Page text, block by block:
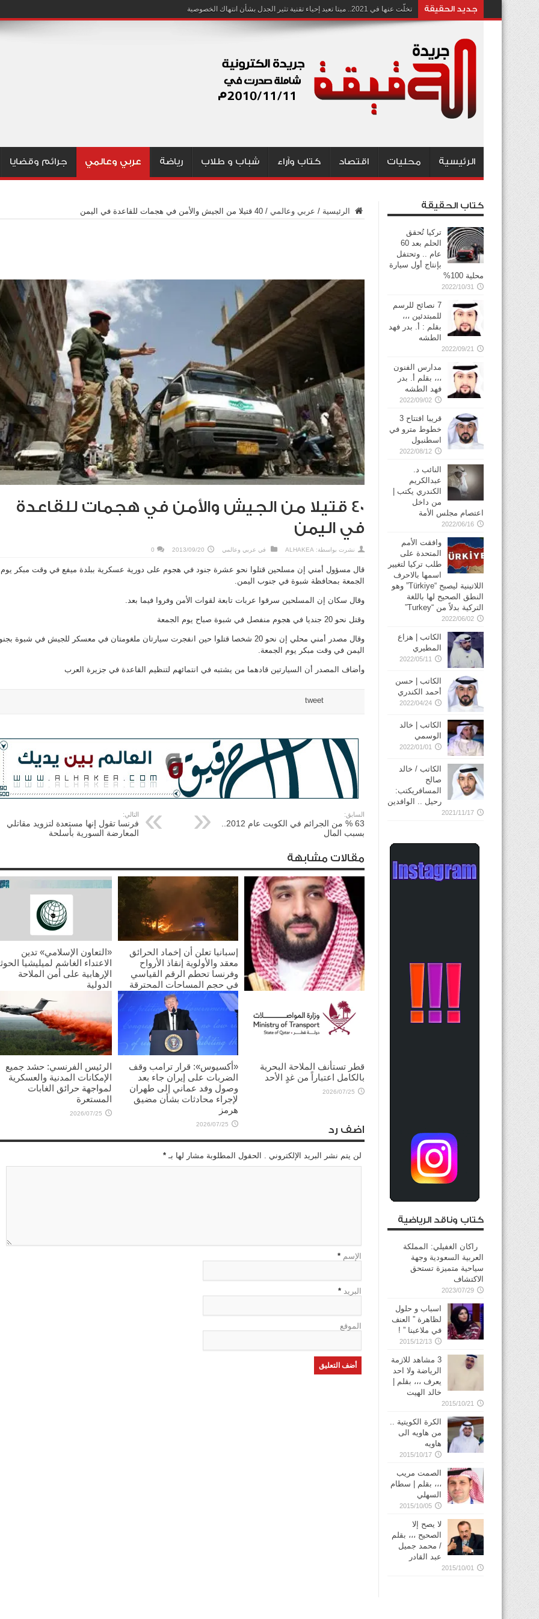
جديد الحقيقة تخلّت عنها في 2021.. ميتا تعيد إحياء تقنية تثير الجدل بشأن انتهاك الخصوصية
الرئيسية محليات اقتصاد كتاب وآراء شباب و طلاب رياضة عربي وعالمي جرائم وقضايا
الرئيسية / عربي وعالمي / 40 قتيلا من الجيش والأمن في هجمات للقاعدة في اليمن
40 قتيلا من الجيش والأمن في هجمات للقاعدة
في اليمن
نشرت بواسطة: ALHAKEA في عربي وعالمي 2013/09/20
0
قال مسؤول أمني إن مسلحين قتلوا نحو عشرة جنود في هجوم على دورية عسكرية ببلدة ميفع في وقت مبكر يوم
الجمعة بمحافظة شبوة في جنوب اليمن.
وقال سكان إن المسلحين سرقوا عربات تابعة لقوات الأمن وفروا فيما بعد.
وقتل نحو 20 جنديا في هجوم منفصل في شبوة صباح يوم الجمعة
وقال مصدر أمني محلي إن نحو 20 شخصا قتلوا حين انفجرت سيارتان ملغومتان في معسكر للجيش في شبوة
اليمن في وقت مبكر يوم الجمعة.
وأضاف المصدر أن السيارتين قادهما من يشتبه في انتمائهم لتنظيم القاعدة في جزيرة العرب
tweet
السابق:
بسبب المال
التالي:
فرنسا تقول إنها مستعدة لتزويد مقاتلي
المعارضة السورية بأسلحة
مقالات مشابهة
ولي العهد السعودي يؤكد
للرئيس الأميركي ضرورة تغليب
الحوار لخفض التصعيد
إسبانيا تعلن أن إخماد الحرائق
معقد والأولوية إنقاذ الأرواح
وفرنسا تحطم الرقم القياسي
في حجم المساحات المحترقة
2026/07/25
«التعاون الإسلامي» تدين
الاعتداء الغاشم لميليشيا
الإرهابية على أمن الملاحة
الدولية
قطر تستأنف الملاحة البحرية
بالكامل اعتباراً من غدٍ الأحد
2026/07/25
«أكسيوس»: قرار ترامب وقف
الضربات على إيران جاء بعد
وصول وفد عماني إلى طهران
لإجراء محادثات بشأن مضيق
هرمز
2026/07/25
الرئيس الفرنسي: حشد جميع
الإمكانات المدنية والعسكرية
لمواجهة حرائق الغابات
المستعرة
2026/07/25
اضف رد
لن يتم نشر البريد الإلكتروني . الحقول المطلوبة مشار لها بـ *
الإسم *
البريد *
الموقع
كتاب الحقيقة
تركيا تُحقق
الحلم بعد 60
عام .. وتحتفل
بإنتاج أول سيارة
محلية 100%
2022/10/31
7 نصائح للرسم
للمبتدئين ،،،
بقلم : أ. بدر فهد
الطشه
2022/09/21
مدارس الفنون
،،، بقلم أ. بدر
فهد الطشه
2022/09/02
قريبا افتتاح 3
خطوط مترو في
2022/08/12
النائب د.
عبدالكريم
الكندري يكتب |
من داخل
اعتصام مجلس الأمة
2022/06/16
وافقت الأمم
المتحدة على
طلب تركيا لتغيير
اسمها بالاحرف
اللاتينية ليصبح “Türkiye” وهو
النطق الصحيح لها باللغة
التركية بدلاً من “Turkey”
2022/06/02
الكاتب | هزاع
المطيري
2022/05/11
الكاتب | حسن
أحمد الكندري
2022/04/24
الكاتب | خالد
الوسمي
2022/01/01
الكاتب / خالد
صالح
المسافريكتب:
رحيل .. الوافدين
2021/11/17
كتاب وناقد الرياضية
راكان الغفيلي: المملكة
العربية السعودية وجهة
سياحية متميزة تستحق
الاكتشاف
2023/07/29
اسباب و حلول
لظاهرة ” العنف
في ملاعبنا ” !
2015/12/13
3 مشاهد للازمة
الرياضة ولا احد
يعرف ،،، بقلم |
خالد الهيت
2015/10/21
الكرة الكويتية ..
من هاويه الى
هاويه
2015/10/17
الصمت مريب
،،، بقلم | سطام
السهلي
2015/10/05
لا يصح إلا
الصحيح ،،، بقلم
/ محمد جميل
عبد القادر
2015/10/01